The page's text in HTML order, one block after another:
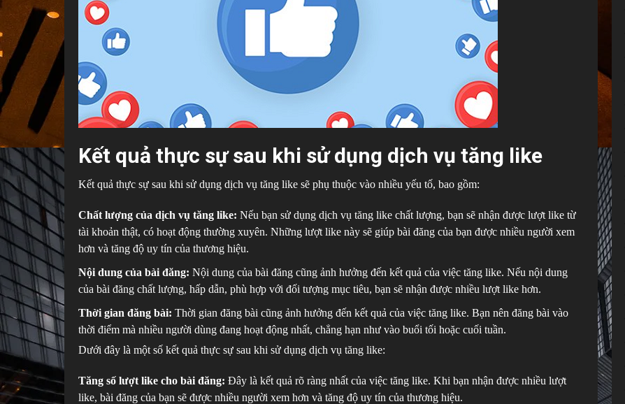
Kết quả thực sự sau khi sử dụng dịch vụ tăng like
Kết quả thực sự sau khi sử dụng dịch vụ tăng like sẽ phụ thuộc vào nhiều yếu tố, bao gồm:
Chất lượng của dịch vụ tăng like: Nếu bạn sử dụng dịch vụ tăng like chất lượng, bạn sẽ nhận được lượt like từ
tài khoản thật, có hoạt động thường xuyên. Những lượt like này sẽ giúp bài đăng của bạn được nhiều người xem
hơn và tăng độ uy tín của thương hiệu.
Nội dung của bài đăng: Nội dung của bài đăng cũng ảnh hưởng đến kết quả của việc tăng like. Nếu nội dung
của bài đăng chất lượng, hấp dẫn, phù hợp với đối tượng mục tiêu, bạn sẽ nhận được nhiều lượt like hơn.
Thời gian đăng bài: Thời gian đăng bài cũng ảnh hưởng đến kết quả của việc tăng like. Bạn nên đăng bài vào
thời điểm mà nhiều người dùng đang hoạt động nhất, chẳng hạn như vào buổi tối hoặc cuối tuần.
Dưới đây là một số kết quả thực sự sau khi sử dụng dịch vụ tăng like:
Tăng số lượt like cho bài đăng: Đây là kết quả rõ ràng nhất của việc tăng like. Khi bạn nhận được nhiều lượt
like, bài đăng của bạn sẽ được nhiều người xem hơn và tăng độ uy tín của thương hiệu.